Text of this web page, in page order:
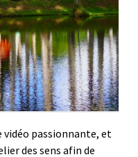
vidéo passionnante, et
des sens afin de